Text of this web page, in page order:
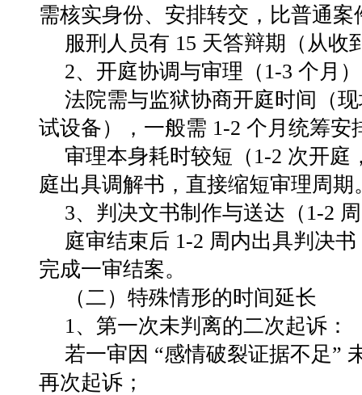
需核实身份、安排转交，比普通
服刑人员有 15 天答辩期（从收
2、开庭协调与审理（ 1-3 个月）
法院需与监狱协商开庭时间（
试设备），一般需 1-2 个月统筹安
审理本身耗时较短（ 1-2 次开庭
庭出具调解书，直接缩短审理周期
3、判决文书制作与送达（ 1-2
庭审结束后 1-2 周内出具判决书
完成一审结案。
（二）特殊情形的时间延长
1、第一次未判离的二次起诉 ：
若一审因 “感情破裂证据不足”
再次起诉；